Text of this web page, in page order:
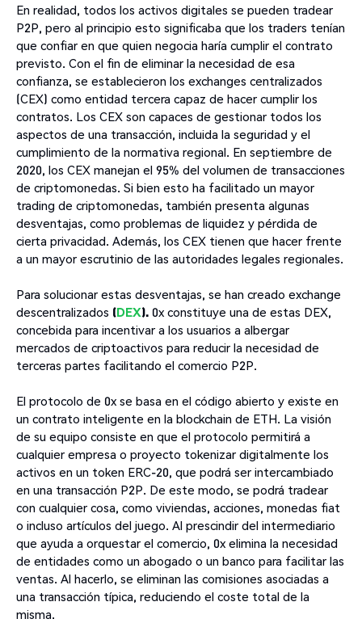
En realidad, todos los activos digitales se pueden tradear
P2P, pero al principio esto significaba que los traders tenían
que confiar en que quien negocia haría cumplir el contrato
previsto. Con el fin de eliminar la necesidad de esa
confianza, se establecieron los exchanges centralizados
(CEX) como entidad tercera capaz de hacer cumplir los
contratos. Los CEX son capaces de gestionar todos los
aspectos de una transacción, incluida la seguridad y el
cumplimiento de la normativa regional. En septiembre de
2020, los CEX manejan el 95% del volumen de transacciones
de criptomonedas. Si bien esto ha facilitado un mayor
trading de criptomonedas, también presenta algunas
desventajas, como problemas de liquidez y pérdida de
cierta privacidad. Además, los CEX tienen que hacer frente
a un mayor escrutinio de las autoridades legales regionales.
Para solucionar estas desventajas, se han creado exchange
descentralizados (DEX). 0x constituye una de estas DEX,
concebida para incentivar a los usuarios a albergar
mercados de criptoactivos para reducir la necesidad de
terceras partes facilitando el comercio P2P.
El protocolo de 0x se basa en el código abierto y existe en
un contrato inteligente en la blockchain de ETH. La visión
de su equipo consiste en que el protocolo permitirá a
cualquier empresa o proyecto tokenizar digitalmente los
activos en un token ERC-20, que podrá ser intercambiado
en una transacción P2P. De este modo, se podrá tradear
con cualquier cosa, como viviendas, acciones, monedas fiat
o incluso artículos del juego. Al prescindir del intermediario
que ayuda a orquestar el comercio, 0x elimina la necesidad
de entidades como un abogado o un banco para facilitar las
ventas. Al hacerlo, se eliminan las comisiones asociadas a
una transacción típica, reduciendo el coste total de la
misma.